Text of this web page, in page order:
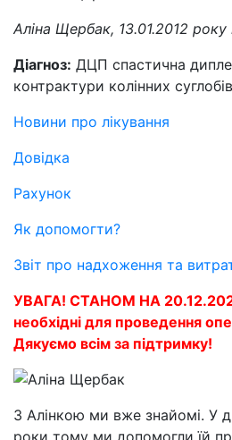
Аліна Щербак, 13.01.2012
Діагноз: ДЦП спастична
контрактури колінних
Новини про лікування
Довідка
Рахунок
Як допомогти?
Звіт про надхоження та
УВАГА! СТАНОМ НА
необхідні для проведення
Дякуємо всім за підтримку!
З Алінкою ми вже знайомі. У
роки тому ми допомогли їй